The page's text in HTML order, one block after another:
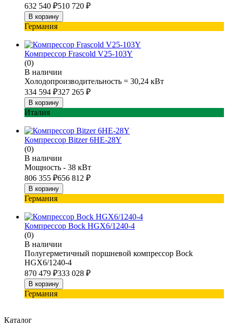
632 540 ₽510 720 ₽
В корзину
Германия
Компрессор Frascold V25-103Y
(0)
В наличии
Холодопроизводительность = 30,24 кВт
334 594 ₽327 265 ₽
В корзину
Италия
Компрессор Bitzer 6HE-28Y
(0)
В наличии
Мощность - 38 кВт
806 355 ₽656 812 ₽
В корзину
Германия
Компрессор Bock HGX6/1240-4
(0)
В наличии
Полугерметичный поршневой компрессор Bock
HGX6/1240-4
870 479 ₽333 028 ₽
В корзину
Германия
Каталог